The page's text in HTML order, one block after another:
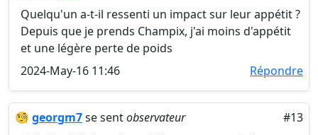
Quelqu'un a-t-il ressenti un impact sur leur appétit ?
Depuis que je prends Champix, j'ai moins d'appétit
et une légère perte de poids
2024-May-16 11:46
Répondre
🧐 georgm7se sentobservateur
#13